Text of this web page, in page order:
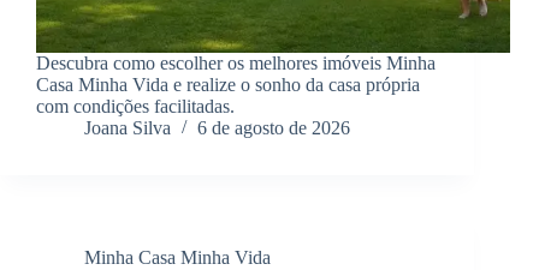
Descubra como escolher os melhores imóveis Minha
Casa Minha Vida e realize o sonho da casa própria
com condições facilitadas.
Joana Silva
6 de agosto de 2026
Minha Casa Minha Vida